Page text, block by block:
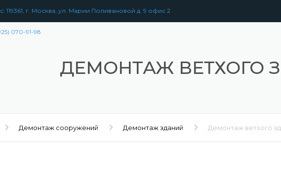
119361, г. Москва, ул. Марии Поливановой д. 9 офис 2
070-91-98
ДЕМОНТАЖ ВЕТХОГО
Демонтаж сооружений Демонтаж зданий Демонтаж ветхого